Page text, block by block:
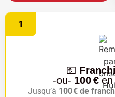
1
💶
-ou- 100 € en
Jusqu’à 100 € de